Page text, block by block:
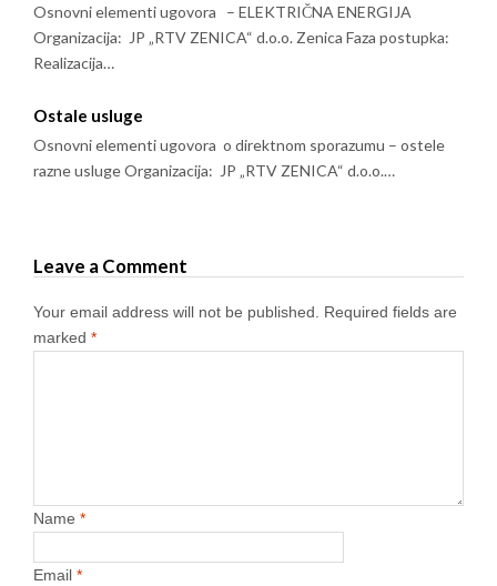
Osnovni elementi ugovora – ELEKTRIČNA ENERGIJA
Organizacija: JP „RTV ZENICA“ d.o.o. Zenica Faza postupka:
Realizacija…
Ostale usluge
Osnovni elementi ugovora o direktnom sporazumu – ostele
razne usluge Organizacija: JP „RTV ZENICA“ d.o.o.…
Leave a Comment
Your email address will not be published.
Required fields are
marked *
Name *
Email *